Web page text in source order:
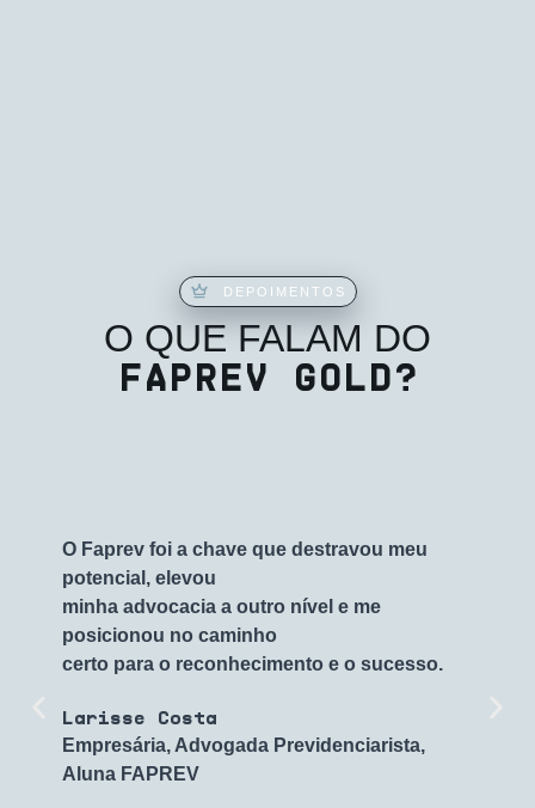
DEPOIMENTOS
O QUE FALAM DO
FAPREV GOLD?
O Faprev foi a chave que destravou meu
potencial, elevou
minha advocacia a outro nível e me
posicionou no caminho
certo para o reconhecimento e o sucesso.
Larisse Costa
Empresária, Advogada Previdenciarista,
Aluna FAPREV